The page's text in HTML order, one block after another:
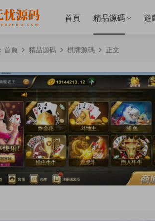
首頁 精品源碼 遊
首頁 精品源碼 棋牌源碼 正文